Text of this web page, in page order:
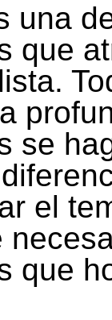
una
que
se
el
que